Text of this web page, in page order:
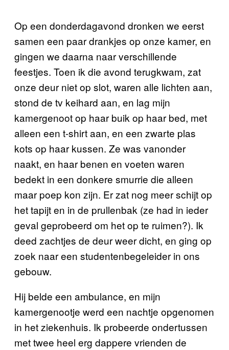
Op een donderdagavond dronken we eerst
samen een paar drankjes op onze kamer, en
gingen we daarna naar verschillende
feestjes. Toen ik die avond terugkwam, zat
onze deur niet op slot, waren alle lichten aan,
stond de tv keihard aan, en lag mijn
kamergenoot op haar buik op haar bed, met
alleen een t-shirt aan, en een zwarte plas
kots op haar kussen. Ze was vanonder
naakt, en haar benen en voeten waren
bedekt in een donkere smurrie die alleen
maar poep kon zijn. Er zat nog meer schijt op
het tapijt en in de prullenbak (ze had in ieder
geval geprobeerd om het op te ruimen?). Ik
deed zachtjes de deur weer dicht, en ging op
zoek naar een studentenbegeleider in ons
gebouw.
Hij belde een ambulance, en mijn
kamergenootje werd een nachtje opgenomen
in het ziekenhuis. Ik probeerde ondertussen
met twee heel erg dappere vrienden de